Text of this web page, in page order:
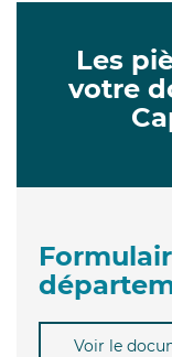
Les
votre
Voir le